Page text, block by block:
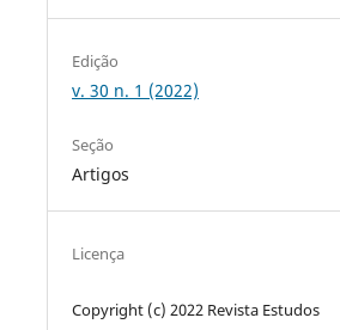
Edição
v. 30 n. 1 (2022)
Seção
Artigos
Licença
Copyright (c) 2022 Revista Estudos